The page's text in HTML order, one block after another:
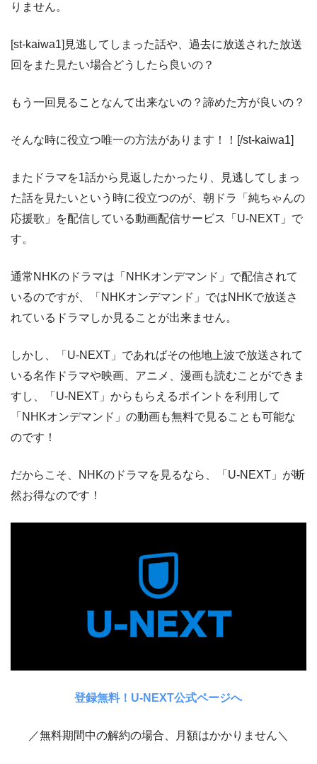
りません。
[st-kaiwa1]見逃してしまった話や、過去に放送された放送
回をまた見たい場合どうしたら良いの？
もう一回見ることなんて出来ないの？諦めた方が良いの？
そんな時に役立つ唯一の方法があります！！[/st-kaiwa1]
またドラマを1話から見返したかったり、見逃してしまっ
た話を見たいという時に役立つのが、朝ドラ「純ちゃんの
応援歌」を配信している動画配信サービス「U-NEXT」で
す。
通常NHKのドラマは「NHKオンデマンド」で配信されて
いるのですが、「NHKオンデマンド」ではNHKで放送さ
れているドラマしか見ることが出来ません。
しかし、「U-NEXT」であればその他地上波で放送されて
いる名作ドラマや映画、アニメ、漫画も読むことができま
すし、「U-NEXT」からもらえるポイントを利用して
「NHKオンデマンド」の動画も無料で見ることも可能な
のです！
だからこそ、NHKのドラマを見るなら、「U-NEXT」が断
然お得なのです！
登録無料！U-NEXT公式ページへ
／無料期間中の解約の場合、月額はかかりません＼